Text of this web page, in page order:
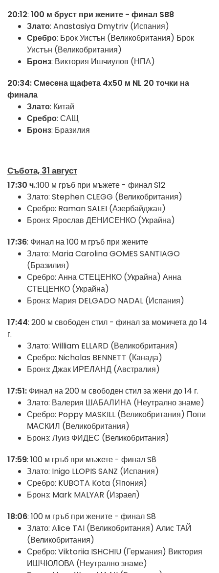
20:12: 100 м бруст при жените - финал SB8
Злато: Anastasiya Dmytriv (Испания)
Сребро: Брок Уистън (Великобритания) Брок
Уистън (Великобритания)
Бронз: Виктория Ишчиулов (НПА)
20:34: Смесена щафета 4х50 м NL 20 точки на
финала
Злато: Китай
Сребро: САЩ
Бронз: Бразилия
Събота, 31 август
17:30 ч.:100 м гръб при мъжете - финал S12
Злато: Stephen CLEGG (Великобритания)
Сребро: Raman SALEI (Азербайджан)
Бронз: Ярослав ДЕНИСЕНКО (Украйна)
17:36: Финал на 100 м гръб при жените
Злато: Maria Carolina GOMES SANTIAGO
(Бразилия)
Сребро: Анна СТЕЦЕНКО (Украйна) Анна
СТЕЦЕНКО (Украйна)
Бронз: Мария DELGADO NADAL (Испания)
17:44: 200 м свободен стил - финал за момичета до 14
г.
Злато: William ELLARD (Великобритания)
Сребро: Nicholas BENNETT (Канада)
Бронз: Джак ИРЕЛАНД (Австралия)
17:51: Финал на 200 м свободен стил за жени до 14 г.
Злато: Валерия ШАБАЛИНА (Неутрално знаме)
Сребро: Poppy MASKILL (Великобритания) Попи
МАСКИЛ (Великобритания)
Бронз: Луиз ФИДЕС (Великобритания)
17:59: 100 м гръб при мъжете - финал S8
Злато: Inigo LLOPIS SANZ (Испания)
Сребро: KUBOTA Kota (Япония)
Бронз: Mark MALYAR (Израел)
18:06: 100 м гръб при жените - финал S8
Злато: Alice TAI (Великобритания) Алис ТАЙ
(Великобритания)
Сребро: Viktoriia ISHCHIU (Германия) Виктория
ИШЧЮЛОВА (Неутрално знаме)